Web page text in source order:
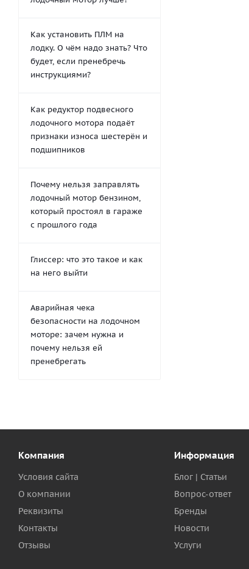
Как установить ПЛМ на
лодку. О чём надо знать? Что
будет, если пренебречь
инструкциями?
Как редуктор подвесного
лодочного мотора подаёт
признаки износа шестерён и
подшипников
Почему нельзя заправлять
лодочный мотор бензином,
который простоял в гараже
с прошлого года
Глиссер: что это такое и как
на него выйти
Аварийная чека
безопасности на лодочном
моторе: зачем нужна и
почему нельзя ей
пренебрегать
Компания
Условия сайта
О компании
Реквизиты
Контакты
Отзывы
Информация
Блог | Статьи
Вопрос-ответ
Бренды
Новости
Услуги